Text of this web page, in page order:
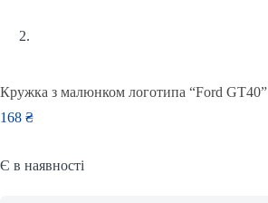
Кружка з малюнком логотипа “Ford GT40”
168 ₴
Є в наявності